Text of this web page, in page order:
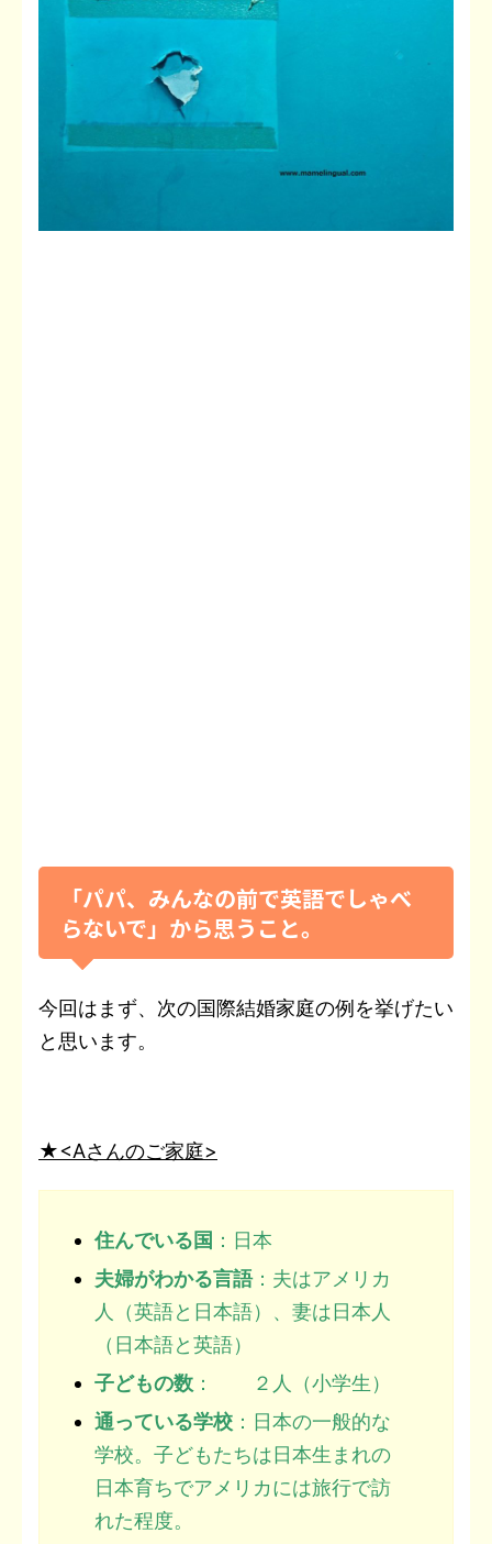
「パパ、みんなの前で英語でしゃべ
らないで」から思うこと。
今回はまず、次の国際結婚家庭の例を挙げたい
と思います。
★<Aさんのご家庭>
住んでいる国 ：日本
夫婦がわかる言語：夫はアメリカ
人（英語と日本語）、妻は日本人
（日本語と英語）
子どもの数 ： ２人（小学生）
通っている学校 ：日本の一般的な
学校。子どもたちは日本生まれの
日本育ちでアメリカには旅行で訪
れた程度。